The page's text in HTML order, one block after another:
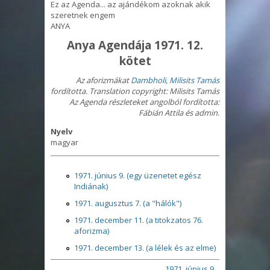
Ez az Agenda... az ajándékom azoknak akik
szeretnek engem
ANYA
Anya Agendája 1971. 12.
kötet
Az aforizmákatDambholi, Milisits Tamás
fordította. Translation copyright: Milisits Tamás
Az Agenda részleteket angolból fordította:
Fábián Attila ésadmin.
Nyelv
magyar
1971. június 9. (egy üzenetet egész
Indiának)
1971. augusztus 7. (a "hálók")
1971. december 11. (a titokzatos 76.
aforizma)
1971. december 13. (a lélek és az elme)